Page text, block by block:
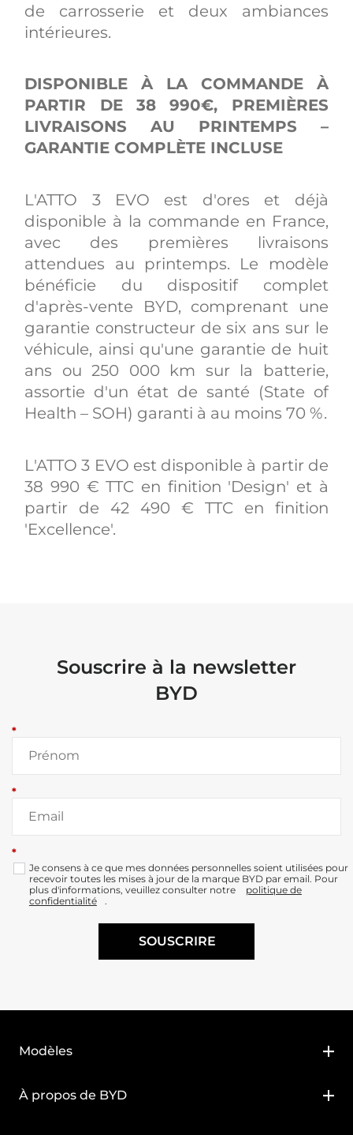
de carrosserie et deux ambiances
intérieures.
DISPONIBLE À LA COMMANDE À
PARTIR DE 38 990€, PREMIÈRES
LIVRAISONS AU PRINTEMPS –
GARANTIE COMPLÈTE INCLUSE
L'ATTO 3 EVO est d'ores et déjà
disponible à la commande en France,
avec des premières livraisons
attendues au printemps. Le modèle
bénéficie du dispositif complet
d'après-vente BYD, comprenant une
garantie constructeur de six ans sur le
véhicule, ainsi qu'une garantie de huit
ans ou 250 000 km sur la batterie,
assortie d'un état de santé (State of
Health – SOH) garanti à au moins 70 %.
L'ATTO 3 EVO est disponible à partir de
38 990 € TTC en finition 'Design' et à
partir de 42 490 € TTC en finition
'Excellence'.
Souscrire à la newsletter
BYD
*
*
*
Je consens à ce que mes données personnelles soient utilisées pour
recevoir toutes les mises à jour de la marque BYD par email. Pour
plus d'informations, veuillez consulter notre
politique de
confidentialité
.
SOUSCRIRE
Modèles
À propos de BYD